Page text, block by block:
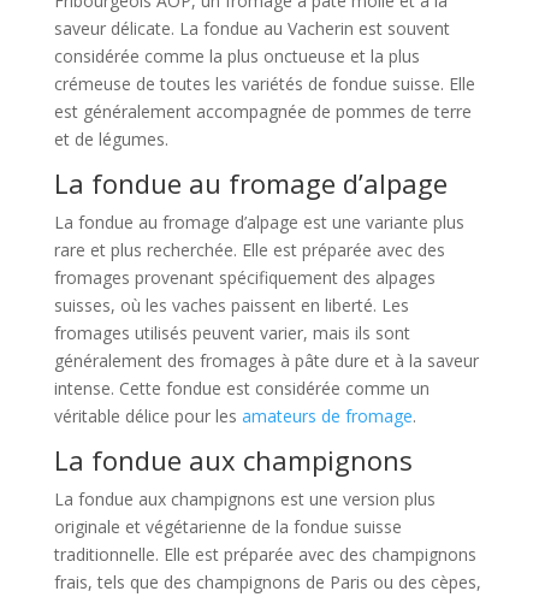
saveur délicate. La fondue au Vacherin est souvent
considérée comme la plus onctueuse et la plus
crémeuse de toutes les variétés de fondue suisse. Elle
est généralement accompagnée de pommes de terre
et de légumes.
La fondue au fromage d’alpage
La fondue au fromage d’alpage est une variante plus
rare et plus recherchée. Elle est préparée avec des
fromages provenant spécifiquement des alpages
suisses, où les vaches paissent en liberté. Les
fromages utilisés peuvent varier, mais ils sont
généralement des fromages à pâte dure et à la saveur
intense. Cette fondue est considérée comme un
véritable délice pour les amateurs de fromage.
La fondue aux champignons
La fondue aux champignons est une version plus
originale et végétarienne de la fondue suisse
traditionnelle. Elle est préparée avec des champignons
frais, tels que des champignons de Paris ou des cèpes,